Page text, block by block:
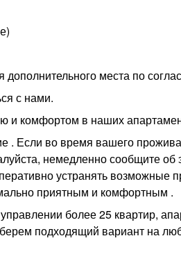
места по
с нами.
и комфортом в наших
. Если во время вашего
немедленно сообщите об
устранять возможные
приятным и комфортным .
более 25 квартир,
подходящий вариант на